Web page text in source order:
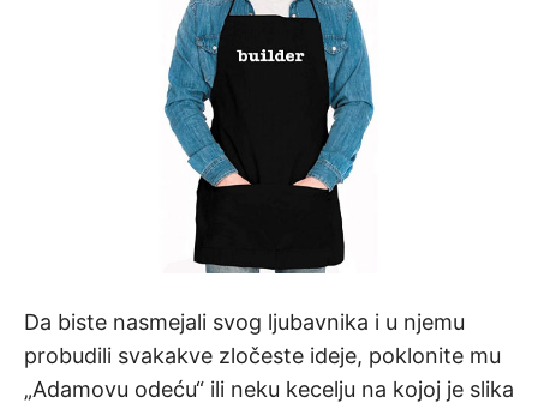
Da biste nasmejali svog ljubavnika i u njemu
probudili svakakve zločeste ideje, poklonite mu
„Adamovu odeću“ ili neku kecelju na kojoj je slika